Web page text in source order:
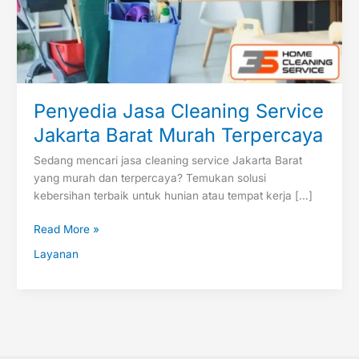
Penyedia Jasa Cleaning Service
Jakarta Barat Murah Terpercaya
Sedang mencari jasa cleaning service Jakarta Barat
yang murah dan terpercaya? Temukan solusi
kebersihan terbaik untuk hunian atau tempat kerja […]
Read More »
Layanan